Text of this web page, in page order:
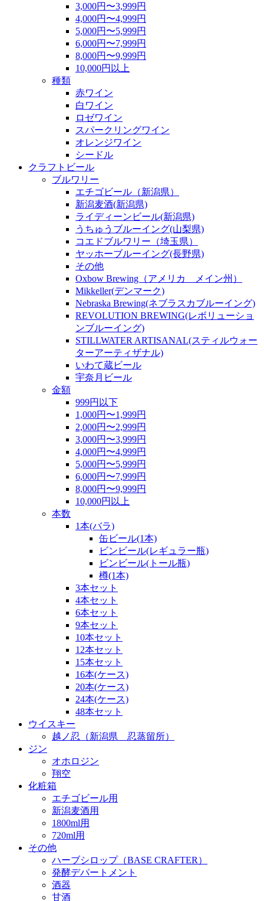
3,000円〜3,999円
4,000円〜4,999円
5,000円〜5,999円
6,000円〜7,999円
8,000円〜9,999円
10,000円以上
種類
赤ワイン
白ワイン
ロゼワイン
スパークリングワイン
オレンジワイン
シードル
クラフトビール
ブルワリー
エチゴビール（新潟県）
新潟麦酒(新潟県)
ライディーンビール(新潟県)
うちゅうブルーイング(山梨県)
コエドブルワリー（埼玉県）
ヤッホーブルーイング(長野県)
その他
Oxbow Brewing（アメリカ メイン州）
Mikkeller(デンマーク)
Nebraska Brewing(ネブラスカブルーイング)
REVOLUTION BREWING(レボリューショ
ンブルーイング)
STILLWATER ARTISANAL(スティルウォー
ターアーティザナル)
いわて蔵ビール
宇奈月ビール
金額
999円以下
1,000円〜1,999円
2,000円〜2,999円
3,000円〜3,999円
4,000円〜4,999円
5,000円〜5,999円
6,000円〜7,999円
8,000円〜9,999円
10,000円以上
本数
1本(バラ)
缶ビール(1本)
ビンビール(レギュラー瓶)
ビンビール(トール瓶)
樽(1本)
3本セット
4本セット
6本セット
9本セット
10本セット
12本セット
15本セット
16本(ケース)
20本(ケース)
24本(ケース)
48本セット
ウイスキー
越ノ忍（新潟県 忍蒸留所）
ジン
オホロジン
翔空
化粧箱
エチゴビール用
新潟麦酒用
1800ml用
720ml用
その他
ハーブシロップ（BASE CRAFTER）
発酵デパートメント
酒器
甘酒